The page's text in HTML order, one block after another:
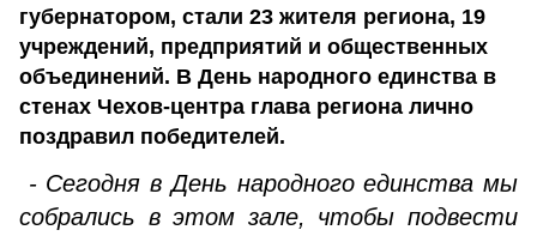
губернатором, стали 23 жителя региона, 19
учреждений, предприятий и общественных
объединений. В День народного единства в
стенах Чехов-центра глава региона лично
поздравил победителей.
- Сегодня в День народного единства мы
собрались в этом зале, чтобы подвести